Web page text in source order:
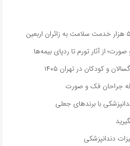
از آثار تورم تا ردپای بیمه‌ها
و کودکان در تهران ۱۴۰۵
با برندهای جعلی
دندانپزشکی